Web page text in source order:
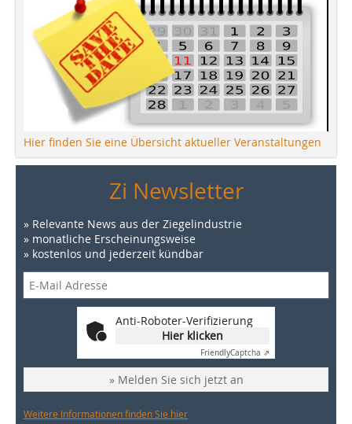
Hier finden Sie eine Übersicht aktueller Veranstaltungen
Zi Newsletter
» Relevante News aus der Ziegelindustrie
» monatliche Erscheinungsweise
» kostenlos und jederzeit kündbar
Anti-Roboter-Verifizierung
Hier klicken
FriendlyCaptcha ⇗
» Melden Sie sich jetzt an
Weitere Informationen finden Sie hier